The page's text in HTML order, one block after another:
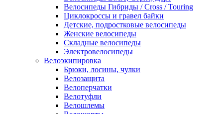
Велосипеды Гибриды / Cross / Touring
Циклокроссы и гравел байки
Детские, подростковые велосипеды
Женские велосипеды
Складные велосипеды
Электровелосипеды
Велоэкипировка
Брюки, лосины, чулки
Велозащита
Велоперчатки
Велотуфли
Велошлемы